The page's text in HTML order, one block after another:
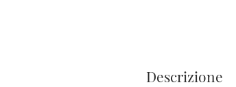
Descrizione